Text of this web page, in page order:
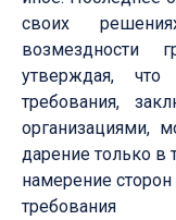
своих
возмездности
утверждая,
требования,
организациями,
дарение только в
намерение